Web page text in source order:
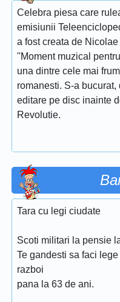
Celebra piesa care
emisiunii
a fost creata de
''Moment muzical
una dintre cele mai
romanesti. S-a
editare pe disc inainte
Revolutie.
Tara cu legi ciudate
Scoti militari la pensie
Te gandesti sa faci
razboi
pana la 63 de ani.